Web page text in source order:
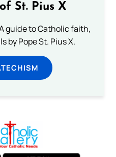
St. Pius X
guide to Catholic faith,
by Pope St. Pius X.